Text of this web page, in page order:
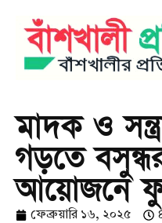
মাদক ও
গড়তে
আয়োজনে
ফেব্রুয়ারি ১৬, ২০২৫